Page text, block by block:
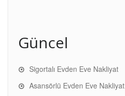
Güncel
Sigortalı Evden Eve Nakliyat
Asansörlü Evden Eve Nakliyat